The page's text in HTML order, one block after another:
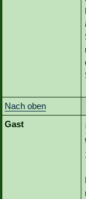
Nach oben
Gast